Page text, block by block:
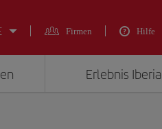
Firmen Hilfe
Erlebnis Iberia